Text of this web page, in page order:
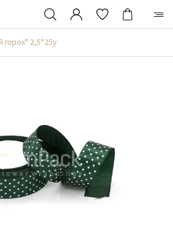
горох" 2,5*25y